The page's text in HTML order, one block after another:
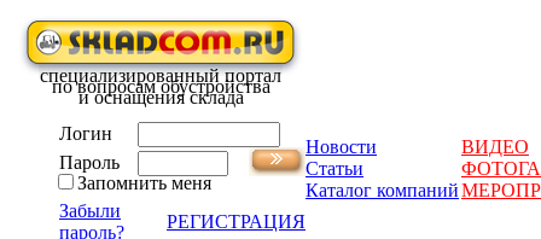
специализированный портал
по вопросам обустройства
и оснащения склада
Логин
Пароль
Запомнить меня
Забыли
пароль?
РЕГИСТРАЦИЯ
Новости
ВИДЕО
Статьи
Каталог компаний